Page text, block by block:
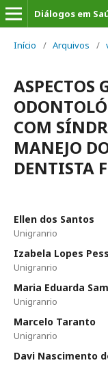
Diálogos em
Início / Arquivos /
ASPECTOS
COM
MANEJO
DENTISTA
Ellen dos Santos
Unigranrio
Izabela Lopes
Unigranrio
Maria Eduarda
Unigranrio
Marcelo Taranto
Unigranrio
Davi Nascimento